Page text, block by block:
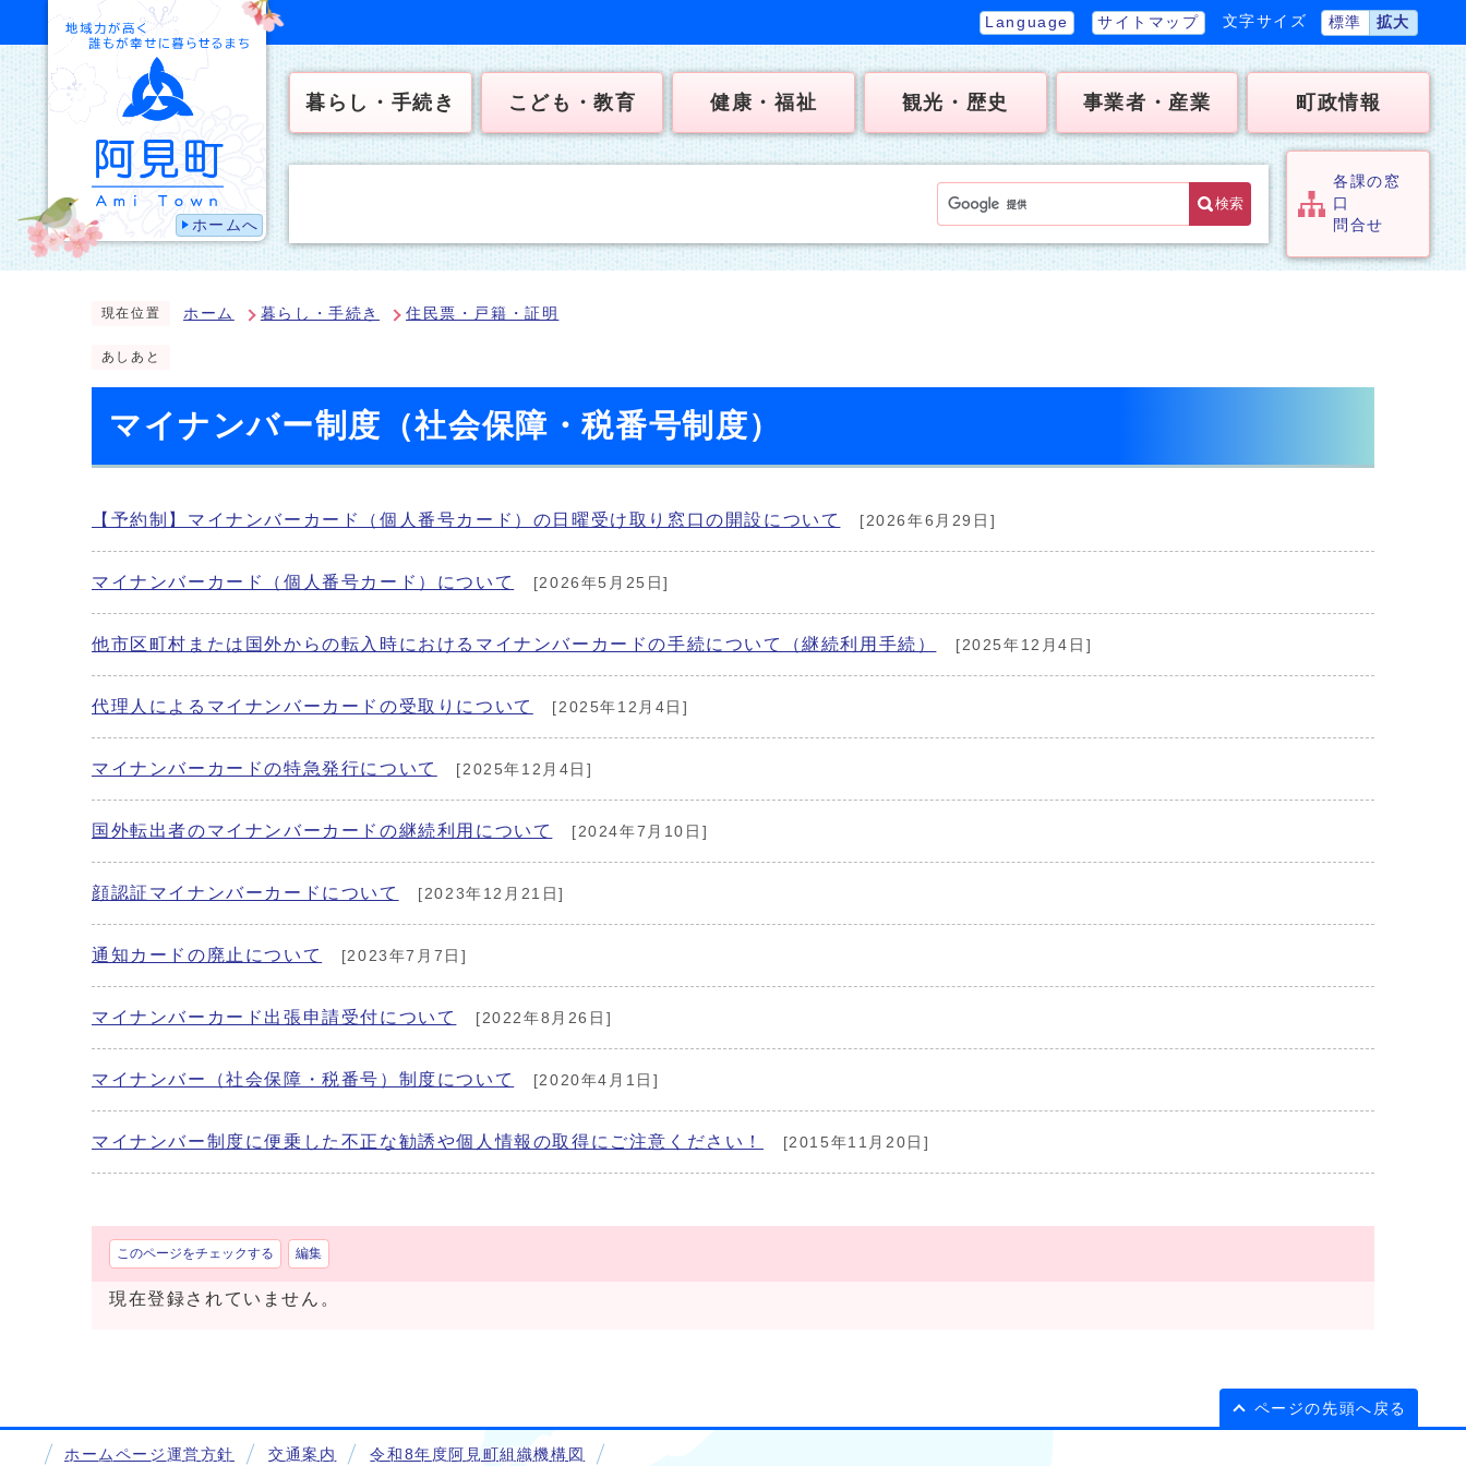
ホームへ
Language サイトマップ 文字サイズ 標準 拡大
暮らし・手続き こども・教育 健康・福祉 観光・歴史 事業者・産業 町政情報
検索
各課の窓
口
問合せ
現在位置 ホーム 暮らし・手続き 住民票・戸籍・証明
あしあと
マイナンバー制度（社会保障・税番号制度）
【予約制】マイナンバーカード（個人番号カード）の日曜受け取り窓口の開設について [2026年6月29日]
マイナンバーカード（個人番号カード）について [2026年5月25日]
他市区町村または国外からの転入時におけるマイナンバーカードの手続について（継続利用手続） [2025年12月4日]
代理人によるマイナンバーカードの受取りについて [2025年12月4日]
マイナンバーカードの特急発行について [2025年12月4日]
国外転出者のマイナンバーカードの継続利用について [2024年7月10日]
顔認証マイナンバーカードについて [2023年12月21日]
通知カードの廃止について [2023年7月7日]
マイナンバーカード出張申請受付について [2022年8月26日]
マイナンバー（社会保障・税番号）制度について [2020年4月1日]
マイナンバー制度に便乗した不正な勧誘や個人情報の取得にご注意ください！ [2015年11月20日]
このページをチェックする 編集
現在登録されていません。
ページの先頭へ戻る
ホームページ運営方針 交通案内 令和8年度阿見町組織機構図